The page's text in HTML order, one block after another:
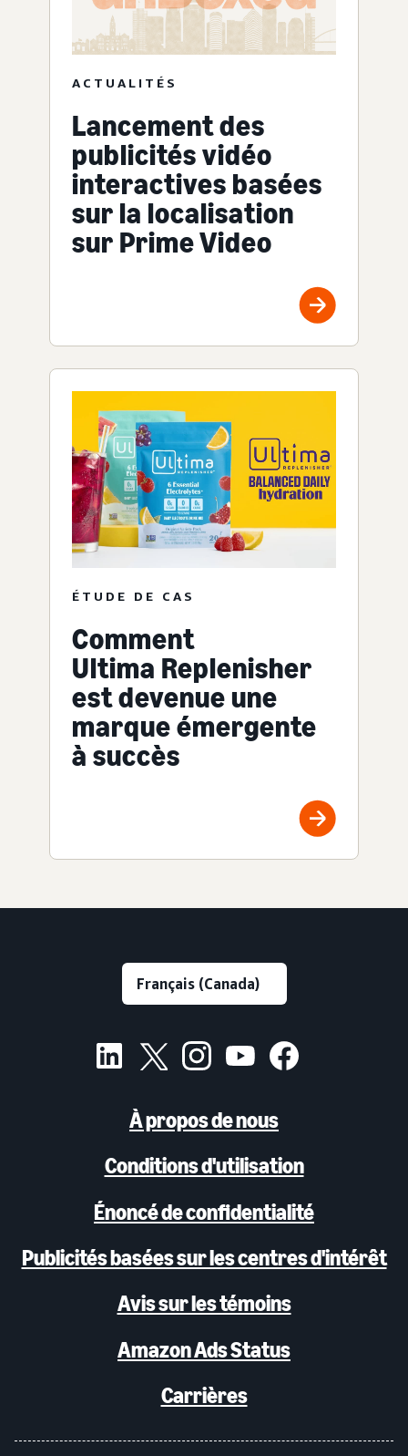
ACTUALITÉS
Lancement des
publicités vidéo
interactives basées
sur la localisation
sur Prime Video
ÉTUDE DE CAS
Comment
Ultima Replenisher
est devenue une
marque émergente
à succès
À propos de nous
Conditions d'utilisation
Énoncé de confidentialité
Publicités basées sur les centres d'intérêt
Avis sur les témoins
Amazon Ads Status
Carrières